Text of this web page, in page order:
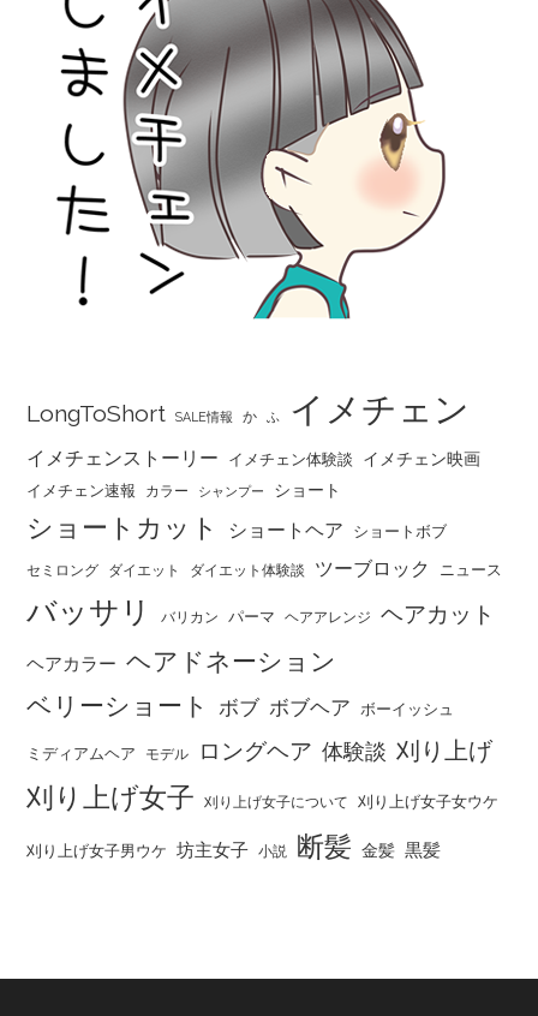
LongToShort SALE情報 か ふ イメチェン
イメチェンストーリー イメチェン体験談 イメチェン映画
イメチェン速報 カラー シャンプー ショート
ショートカット ショートヘア ショートボブ
セミロング ダイエット ダイエット体験談 ツーブロック ニュース
バッサリ バリカン パーマ ヘアアレンジ ヘアカット
ヘアカラー ヘアドネーション
ベリーショート
ボブ ボブヘア ボーイッシュ
ミディアムヘア モデル ロングヘア 体験談 刈り上げ
刈り上げ女子 刈り上げ女子について 刈り上げ女子女ウケ
刈り上げ女子男ウケ 坊主女子 小説 断髪 金髪 黒髪